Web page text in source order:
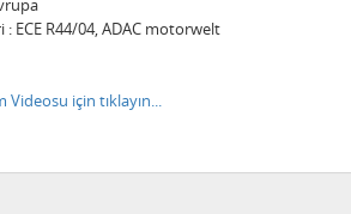
: ECE R44/04, ADAC motorwelt
Videosu için tıklayın...